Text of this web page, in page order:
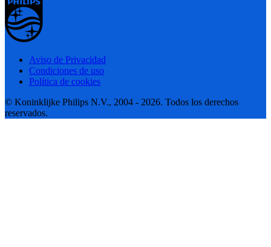
Aviso de Privacidad
Condiciones de uso
Política de cookies
© Koninklijke Philips N.V., 2004 - 2026. Todos los derechos
reservados.